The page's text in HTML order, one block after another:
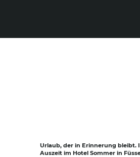
Urlaub, der in Erinnerung bleibt.
Auszeit im Hotel Sommer in